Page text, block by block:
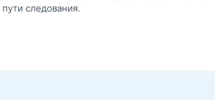
следования.